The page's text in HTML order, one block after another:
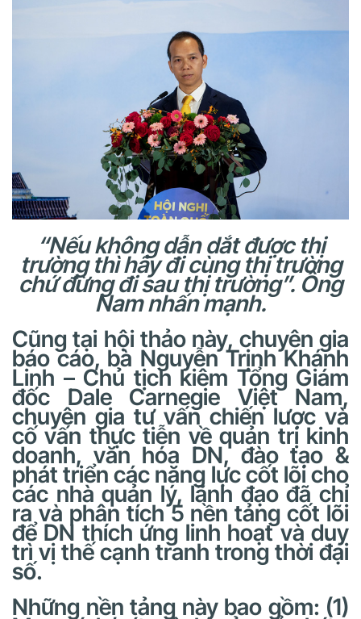
“Nếu không dẫn dắt được thị
trường thì hãy đi cùng thị trường
chứ đừng đi sau thị trường”. Ông
Nam nhấn mạnh.
Cũng tại hội thảo này, chuyên gia
báo cáo, bà Nguyễn Trịnh Khánh
Linh – Chủ tịch kiêm Tổng Giám
đốc Dale Carnegie Việt Nam,
chuyên gia tư vấn chiến lược và
cố vấn thực tiễn về quản trị kinh
doanh, văn hóa DN, đào tạo &
phát triển các năng lực cốt lõi cho
các nhà quản lý, lãnh đạo đã chỉ
ra và phân tích 5 nền tảng cốt lõi
để DN thích ứng linh hoạt và duy
trì vị thế cạnh tranh trong thời đại
số.
Những nền tảng này bao gồm: (1)